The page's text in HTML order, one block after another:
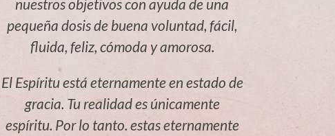
nuestros objetivos con ayuda de una
pequeña dosis de buena voluntad, fácil,
fluida, feliz, cómoda y amorosa.
El Espíritu está eternamente en estado de
gracia. Tu realidad es únicamente
espíritu. Por lo tanto. estas eternamente